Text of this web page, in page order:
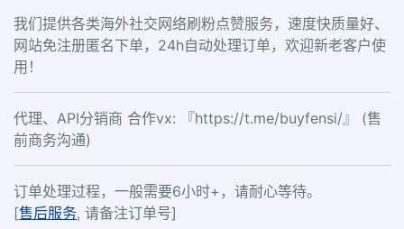
我们提供各类海外社交网络刷粉点赞服务，速度快质量好、
网站免注册匿名下单，24h自动处理订单，欢迎新老客户使
用！
代理、API分销商 合作vx: 『https://t.me/buyfensi/』 (售
前商务沟通)
订单处理过程，一般需要6小时+，请耐心等待。
[售后服务, 请备注订单号]